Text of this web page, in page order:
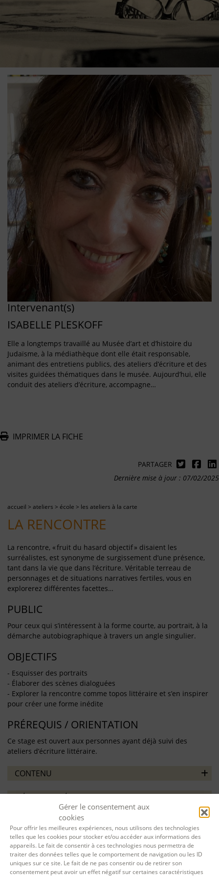
Gérer le consentement aux
cookies
Pour offrir les meilleures expériences, nous utilisons des technologies
telles que les cookies pour stocker et/ou accéder aux informations des
appareils. Le fait de consentir à ces technologies nous permettra de
traiter des données telles que le comportement de navigation ou les ID
uniques sur ce site. Le fait de ne pas consentir ou de retirer son
consentement peut avoir un effet négatif sur certaines caractéristiques
Intervenant(s)
ISABELLE PLESKOFF
Elle a longtemps travaillé au Musée d’art et d’histoire du
Judaïsme, à la médiathèque dont elle était responsable,
animant des entretiens publics, des ateliers d’écriture et des
visites guidées thématiques dans le musée. Aujourd’hui, elle
conduit des ateliers d’écriture, accompagne…
IMPRIMER LA FICHE
PARTAGER
Dernière mise à jour : 07/02/2025
accueil > ateliers > école > les ateliers à la carte
LA RENCONTRE
La rencontre, « fruit du hasard objectif » disaient les
surréalistes, est synonyme de surgissement d’une présence,
tant dans la vie que dans l’écriture. Véritable terreau de
personnages et de situations narratives fertiles, vous en
explorerez différentes facettes…
PUBLIC
Pour ceux qui s’intéressent à la forme courte, au portrait, à la
démarche autobiographique à travers un angle singulier.
OBJECTIFS
- Esquisser des portraits
- Élaborer des scènes dialoguées
- Explorer la rencontre comme topos littéraire et s’en inspirer
pour créer une forme inédite
PRÉREQUIS / ORIENTATION
Ce stage est ouvert aux personnes ayant déjà suivi des
ateliers d’écriture littéraire.
CONTENU
MÉTHODES PÉDAGOGIQUES
ÉVALUATION